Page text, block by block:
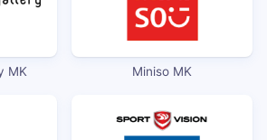
MK Miniso MK